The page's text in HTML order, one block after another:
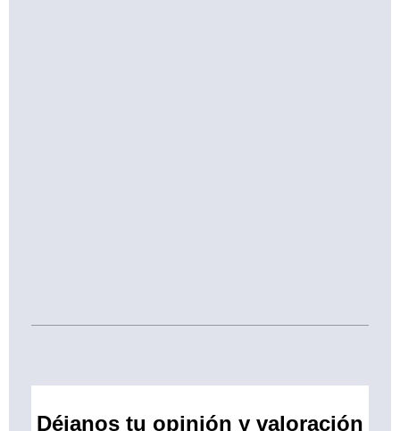
Déjanos tu opinión y valoración